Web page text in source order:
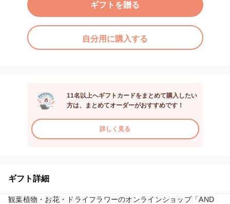
ギフトを贈る
自分用に購入する
11名以上へギフトカードをまとめて購入したい
方は、まとめてオーダーがおすすめです！
詳しく見る
ギフト詳細
観葉植物・お花・ドライフラワーのオンラインショップ「AND